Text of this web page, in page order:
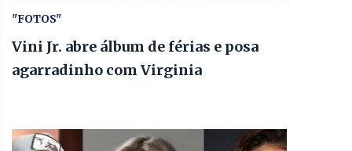
"FOTOS"
Vini Jr. abre álbum de férias e posa
agarradinho com Virginia